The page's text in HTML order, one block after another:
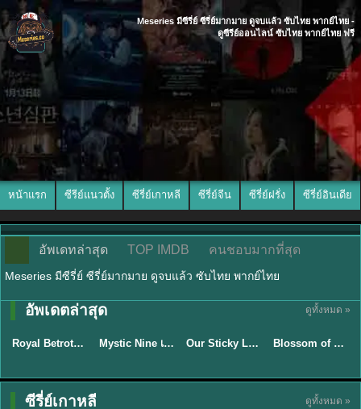
Meseries มีซีรี่ย์ ซีรี่ย์มากมาย ดูจบแล้ว ซับไทย พากย์ไทย -
ดูซีรีย์ออนไลน์ ซับไทย พากย์ไทย ฟรี
หน้าแรก ซีรีย์แนวตั้ง ซีรี่ย์เกาหลี ซีรี่ย์จีน ซีรี่ย์ฝรั่ง ซีรี่ย์อินเดีย
อัพเดทล่าสุด TOP IMDB คนชอบมากที่สุด
Meseries มีซีรี่ย์ ซีรี่ย์มากมาย ดูจบแล้ว ซับไทย พากย์ไทย
อัพเดตล่าสุด ดูทั้งหมด »
★9
ซับไทย
Royal Betrothal (2026) สัญญาวิวาห์แห่งราชวงศ์ พากย์ไทย ซับไทย EP1-32 ★9
พากย์ไทย/ซับ
Mystic Nine เก้าสกุล (2026) พากย์ไทย ซับไทย EP.1-30 ★6 Our Sticky Love รักติดหนึบ (2026) พากย์ไทย ซับไทย EP.1-12
ซับไทย
Blossom of Power (2026) บุหงาซ่อนคม พากย์ไทย ซับไทย EP1-36
ซีรี่ย์เกาหลี ดูทั้งหมด »